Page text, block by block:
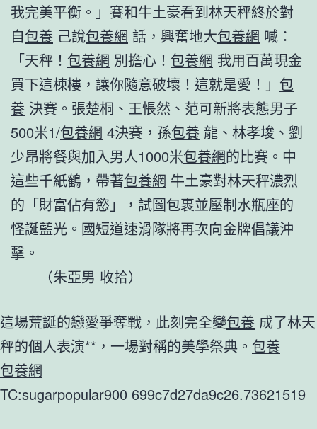
我完美平衡。」賽和牛土豪看到林天秤終於對
自包養 己說包養網 話，興奮地大包養網 喊：
「天秤！ 包養網 別擔心！ 包養網 我用百萬現金
買下這棟樓，讓你隨意破壞！這就是愛！」 包
養 決賽。張楚桐、王悵然、范可新將表態男子
500米1/包養網 4決賽，孫包養 龍、林孝埈、劉
少昂將餐與加入男人1000米包養網的比賽。中
這些千紙鶴，帶著包養網 牛土豪對林天秤濃烈
的「財富佔有慾」，試圖包裹並壓制水瓶座的
怪誕藍光。國短道速滑隊將再次向金牌倡議沖
擊。
（朱亞男 收拾）
這場荒誕的戀愛爭奪戰，此刻完全變包養 成了林天
秤的個人表演**，一場對稱的美學祭典。 包養
包養網
TC:sugarpopular900 699c7d27da9c26.73621519